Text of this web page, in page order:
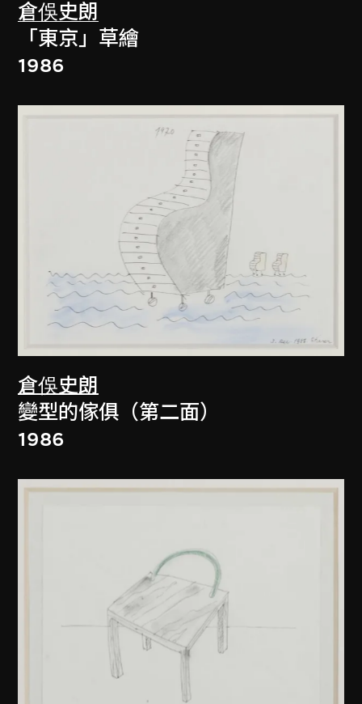
倉俁史朗
「東京」草繪
1986
倉俁史朗
變型的傢俱（第二面）
1986